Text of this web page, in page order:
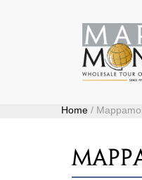
Home /